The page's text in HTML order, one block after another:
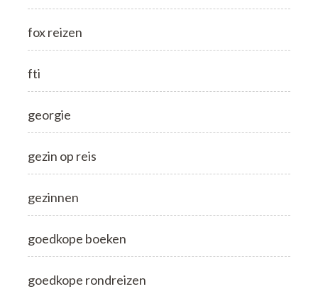
fox reizen
fti
georgie
gezin op reis
gezinnen
goedkope boeken
goedkope rondreizen